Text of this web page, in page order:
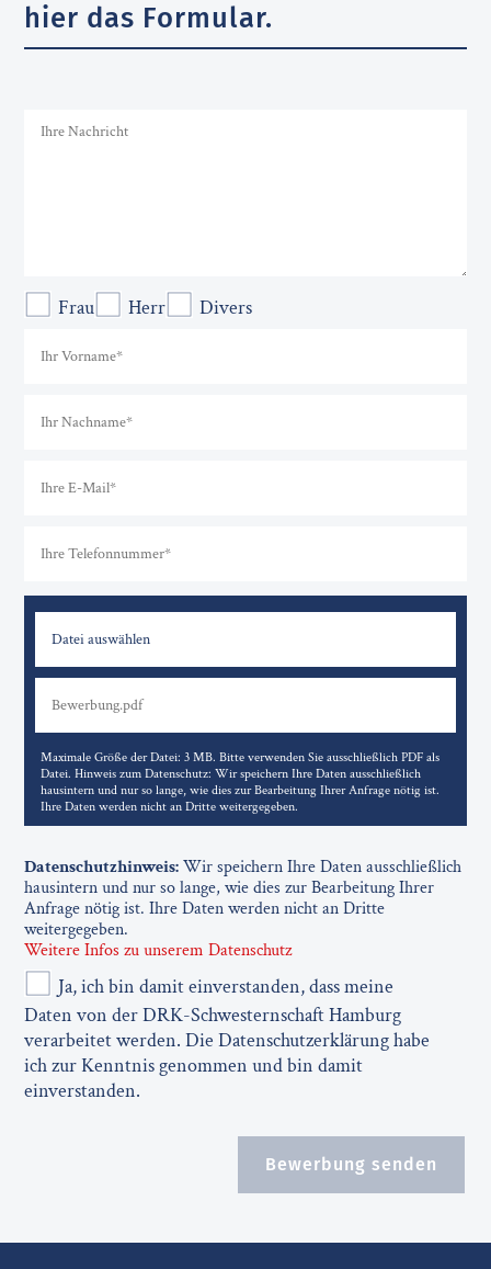
hier das Formular.
Frau Herr Divers
Datei auswählen
Maximale Größe der Datei: 3 MB. Bitte verwenden Sie ausschließlich PDF als
Datei. Hinweis zum Datenschutz: Wir speichern Ihre Daten ausschließlich
hausintern und nur so lange, wie dies zur Bearbeitung Ihrer Anfrage nötig ist.
Ihre Daten werden nicht an Dritte weitergegeben.
Datenschutzhinweis:Wir speichern Ihre Daten ausschließlich
hausintern und nur so lange, wie dies zur Bearbeitung Ihrer
Anfrage nötig ist. Ihre Daten werden nicht an Dritte
weitergegeben.
Weitere Infos zu unserem Datenschutz
Ja, ich bin damit einverstanden, dass meine
Daten von der DRK-Schwesternschaft Hamburg
verarbeitet werden. Die Datenschutzerklärung habe
ich zur Kenntnis genommen und bin damit
einverstanden.
Bewerbung senden